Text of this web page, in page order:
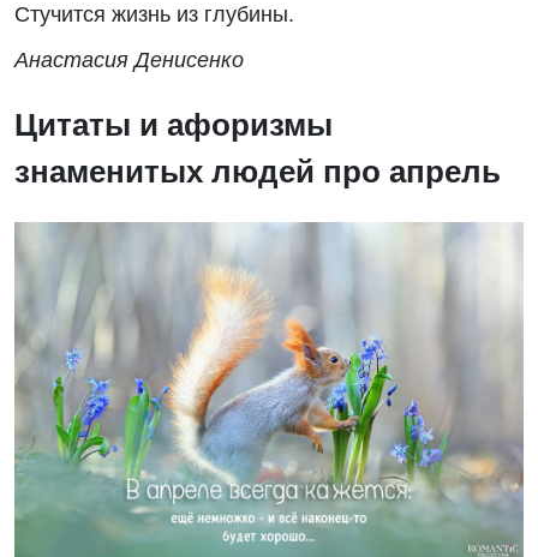
Стучится жизнь из глубины.
Анастасия Денисенко
Цитаты и афоризмы
знаменитых людей про апрель